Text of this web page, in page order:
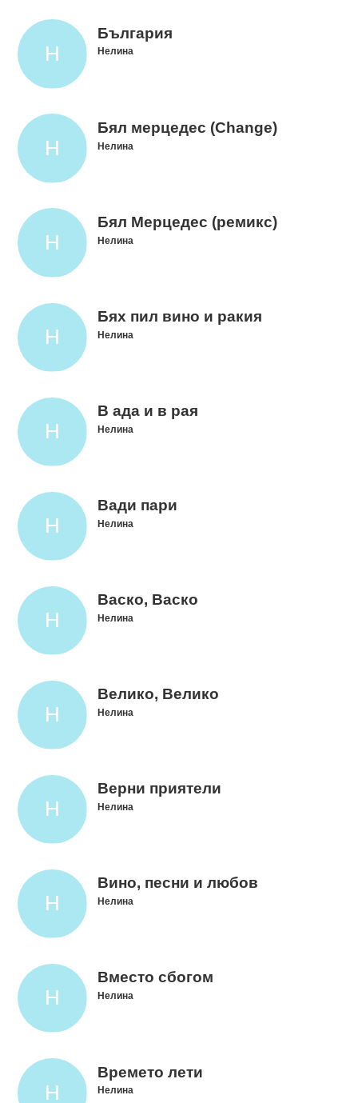
България
Нелина
Бял мерцедес (Change)
Нелина
Бял Мерцедес (ремикс)
Нелина
Бях пил вино и ракия
Нелина
В ада и в рая
Нелина
Вади пари
Нелина
Васко, Васко
Нелина
Велико, Велико
Нелина
Верни приятели
Нелина
Вино, песни и любов
Нелина
Вместо сбогом
Нелина
Времето лети
Нелина